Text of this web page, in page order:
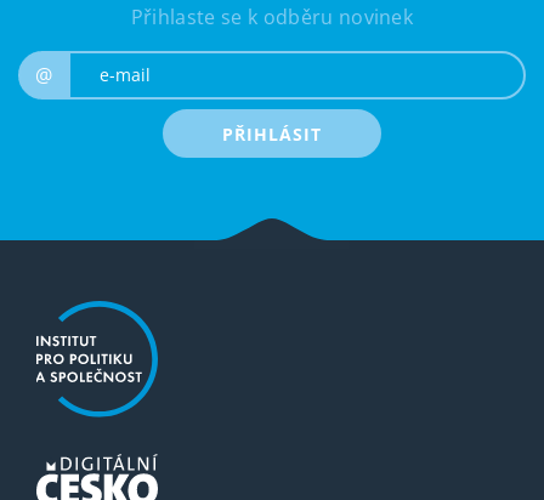
Přihlaste se k odběru novinek
@
PŘIHLÁSIT